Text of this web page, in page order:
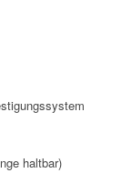
haltbar)